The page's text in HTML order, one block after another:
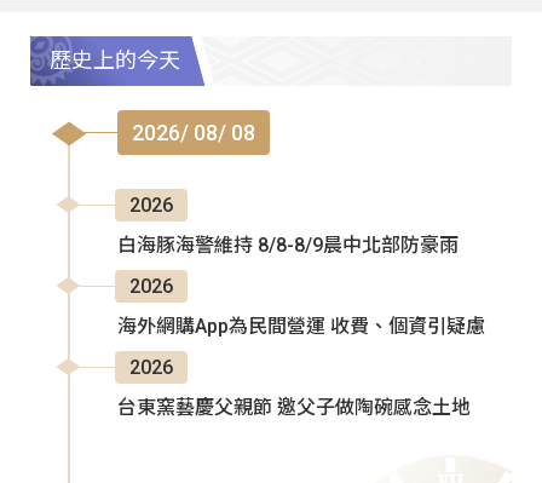
歷史上的今天
2026/ 08/ 08
2026
白海豚海警維持 8/8-8/9晨中北部防豪雨
2026
海外網購App為民間營運 收費、個資引疑慮
2026
台東窯藝慶父親節 邀父子做陶碗感念土地